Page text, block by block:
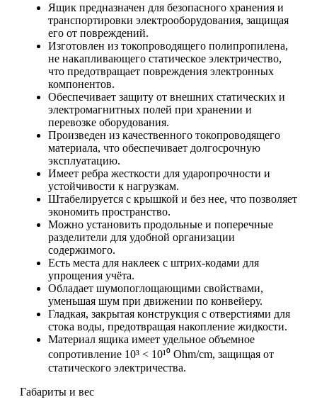
Ящик предназначен для безопасного хранения и
транспортировки электрооборудования, защищая
его от повреждений.
Изготовлен из токопроводящего полипропилена,
не накапливающего статическое электричество,
что предотвращает повреждения электронных
компонентов.
Обеспечивает защиту от внешних статических и
электромагнитных полей при хранении и
перевозке оборудования.
Произведен из качественного токопроводящего
материала, что обеспечивает долгосрочную
эксплуатацию.
Имеет ребра жесткости для ударопрочности и
устойчивости к нагрузкам.
Штабелируется с крышкой и без нее, что позволяет
экономить пространство.
Можно установить продольные и поперечные
разделители для удобной организации
содержимого.
Есть места для наклеек с штрих-кодами для
упрощения учёта.
Обладает шумопоглощающими свойствами,
уменьшая шум при движении по конвейеру.
Гладкая, закрытая конструкция с отверстиями для
стока воды, предотвращая накопление жидкости.
Материал ящика имеет удельное объемное
сопротивление 10³ < 10¹⁰ Ohm/cm, защищая от
статического электричества.
Габариты и вес